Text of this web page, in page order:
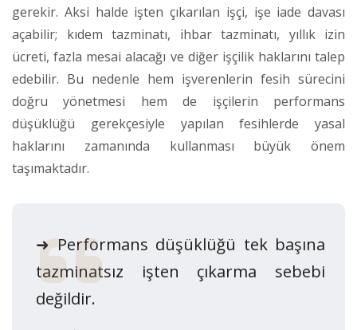
gerekir. Aksi halde işten çıkarılan işçi, işe iade davası
açabilir; kıdem tazminatı, ihbar tazminatı, yıllık izin
ücreti, fazla mesai alacağı ve diğer işçilik haklarını talep
edebilir. Bu nedenle hem işverenlerin fesih sürecini
doğru yönetmesi hem de işçilerin performans
düşüklüğü gerekçesiyle yapılan fesihlerde yasal
haklarını zamanında kullanması büyük önem
taşımaktadır.
➜ Performans düşüklüğü tek başına
tazminatsız işten çıkarma sebebi
değildir.